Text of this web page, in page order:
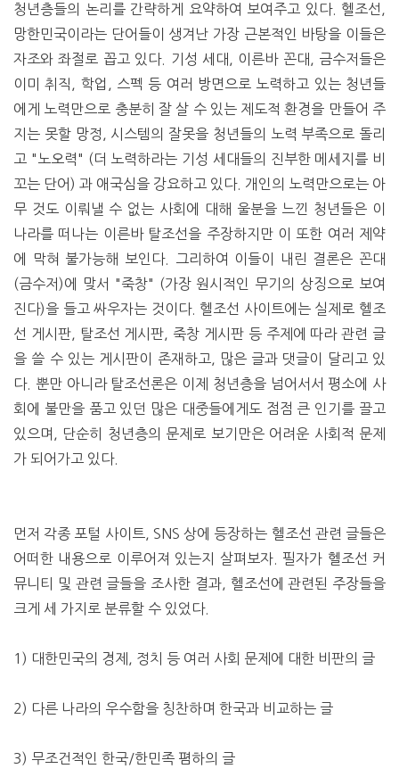
청년층들의 논리를 간략하게 요약하여 보여주고 있다. 헬조선,
망한민국이라는 단어들이 생겨난 가장 근본적인 바탕을 이들은
자조와 좌절로 꼽고 있다. 기성 세대, 이른바 꼰대, 금수저들은
이미 취직, 학업, 스펙 등 여러 방면으로 노력하고 있는 청년들
에게 노력만으로 충분히 잘 살 수 있는 제도적 환경을 만들어 주
지는 못할 망정, 시스템의 잘못을 청년들의 노력 부족으로 돌리
고 "노오력" (더 노력하라는 기성 세대들의 진부한 메세지를 비
꼬는 단어) 과 애국심을 강요하고 있다. 개인의 노력만으로는 아
무 것도 이뤄낼 수 없는 사회에 대해 울분을 느낀 청년들은 이
나라를 떠나는 이른바 탈조선을 주장하지만 이 또한 여러 제약
에 막혀 불가능해 보인다. 그리하여 이들이 내린 결론은 꼰대
(금수저)에 맞서 "죽창" (가장 원시적인 무기의 상징으로 보여
진다)을 들고 싸우자는 것이다. 헬조선 사이트에는 실제로 헬조
선 게시판, 탈조선 게시판, 죽창 게시판 등 주제에 따라 관련 글
을 쓸 수 있는 게시판이 존재하고, 많은 글과 댓글이 달리고 있
다. 뿐만 아니라 탈조선론은 이제 청년층을 넘어서서 평소에 사
회에 불만을 품고 있던 많은 대중들에게도 점점 큰 인기를 끌고
있으며, 단순히 청년층의 문제로 보기만은 어려운 사회적 문제
가 되어가고 있다.
먼저 각종 포털 사이트, SNS 상에 등장하는 헬조선 관련 글들은
어떠한 내용으로 이루어져 있는지 살펴보자. 필자가 헬조선 커
뮤니티 및 관련 글들을 조사한 결과, 헬조선에 관련된 주장들을
크게 세 가지로 분류할 수 있었다.
1) 대한민국의 경제, 정치 등 여러 사회 문제에 대한 비판의 글
2) 다른 나라의 우수함을 칭찬하며 한국과 비교하는 글
3) 무조건적인 한국/한민족 폄하의 글